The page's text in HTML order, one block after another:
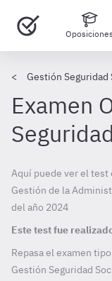
Oposiciones
Gestión Seguridad
Examen
Aquí puede ver el
Gestión de la
del año 2024
Este test fue
Repasa el examen
Gestión Seguridad